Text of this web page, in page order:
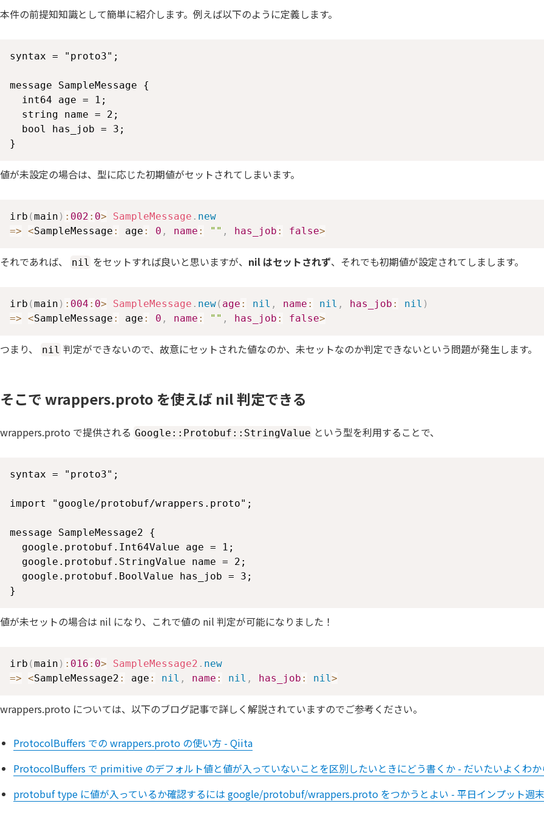
本件の前提知知識として簡単に紹介します。例えば以下のように定義します。
syntax = "proto3";
message SampleMessage {
  int64 age = 1;
  string name = 2;
  bool has_job = 3;
}
値が未設定の場合は、型に応じた初期値がセットされてしまいます。
irb (main ) : 002 : 0> SampleMessage . new
=> <SampleMessage : age : 0 , name : "" , has_job : false>
それであれば、 nil をセットすれば良いと思いますが、 nil はセットされず、それでも初期値が設定されてしまします。
irb (main ) : 004 : 0> SampleMessage . new( age : nil , name : nil , has_job : nil )
=> <SampleMessage : age : 0 , name : "" , has_job : false>
つまり、 nil 判定ができないので、故意にセットされた値なのか、未セットなのか判定できないという問題が発生します。
そこで wrappers.proto を使えば nil 判定できる
wrappers.proto で提供される Google::Protobuf::StringValue という型を利用することで、
syntax = "proto3";
import "google/protobuf/wrappers.proto";
message SampleMessage2 {
  google.protobuf.Int64Value age = 1;
  google.protobuf.StringValue name = 2;
  google.protobuf.BoolValue has_job = 3;
}
値が未セットの場合は nil になり、これで値の nil 判定が可能になりました！
irb (main ) : 016 : 0> SampleMessage2 . new
=> <SampleMessage2 : age : nil , name : nil , has_job : nil >
wrappers.proto については、以下のブログ記事で詳しく解説されていますのでご参考ください。
ProtocolBuffers での wrappers.proto の使い方 - Qiita
ProtocolBuffers で primitive のデフォルト値と値が入っていないことを区別したいときにどう書くか - だいたいよくわ
protobuf type に値が入っているか確認するには google/protobuf/wrappers.proto をつかうとよい - 平日インプット週